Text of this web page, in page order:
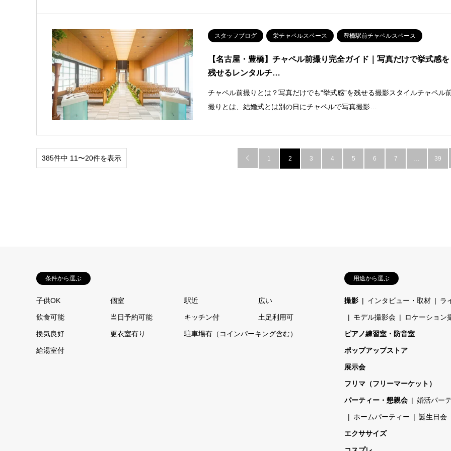
スタッフブログ 栄チャペルスペース 豊橋駅前チャペルスペース
【名古屋・豊橋】チャペル前撮り完全ガイド｜写真だけで挙式感を
残せるレンタルチ…
チャペル前撮りとは？写真だけでも“挙式感”を残せる撮影スタイルチャペル
撮りとは、結婚式とは別の日にチャペルで写真撮影…
385件中 11〜20件を表示  1 2 3 4 5 6 7 … 39
条件から選ぶ
子供OK 個室 駅近 広い
飲食可能 当日予約可能 キッチン付 土足利用可
換気良好 更衣室有り 駐車場有（コインパーキング含む）
給湯室付
用途から選ぶ
撮影 インタビュー・取材 ラ
モデル撮影会 ロケーション
ピアノ練習室・防音室
ポップアップストア
展示会
フリマ（フリーマーケット）
パーティー・懇親会 婚活パー
ホームパーティー 誕生日会
エクササイズ